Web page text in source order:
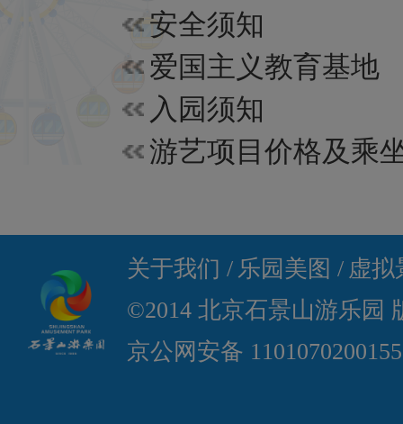
安全须知
爱国主义教育基地
入园须知
关于我们 / 乐园美图 / 虚拟
©2014 北京石景山游乐园
京公网安备